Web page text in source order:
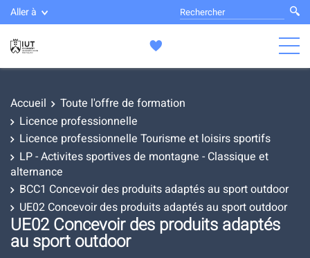
Aller à
Accueil
Toute l'offre de formation
Licence professionnelle
Licence professionnelle Tourisme et loisirs sportifs
LP - Activites sportives de montagne - Classique et
alternance
BCC1 Concevoir des produits adaptés au sport outdoor
UE02 Concevoir des produits adaptés au sport outdoor
UE02 Concevoir des produits adaptés
au sport outdoor